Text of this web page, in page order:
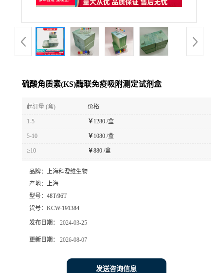
硫酸角质素(KS)酶联免疫吸附测定试剂盒
起订量 (盒) 价格
1-5 ￥1280 /盒
5-10 ￥1080 /盒
≥10 ￥880 /盒
品牌：
上海科澄维生物
产地：
上海
型号： 48T/96T
货号： KCW-191384
发布日期： 2024-03-25
更新日期： 2026-08-07
发送咨询信息